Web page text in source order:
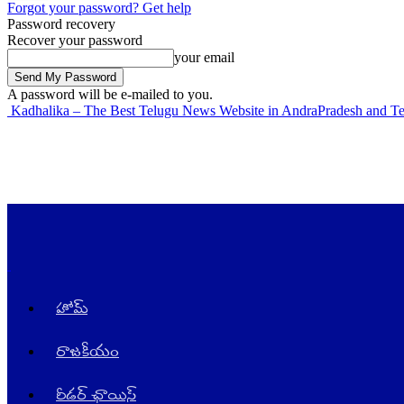
Forgot your password? Get help
Password recovery
Recover your password
your email
A password will be e-mailed to you.
Kadhalika – The Best Telugu News Website in AndraPradesh and
హోమ్
రాజ‌కీయం
రీడర్ ఛాయిస్